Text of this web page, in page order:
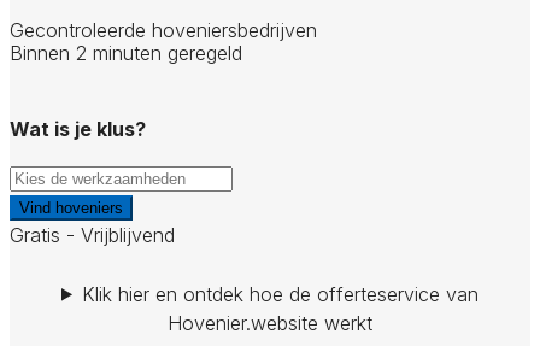
Gecontroleerde hoveniersbedrijven
Binnen 2 minuten geregeld
Wat is je klus?
Vind hoveniers
Gratis - Vrijblijvend
Klik hier en ontdek hoe de offerteservice van
Hovenier.website werkt